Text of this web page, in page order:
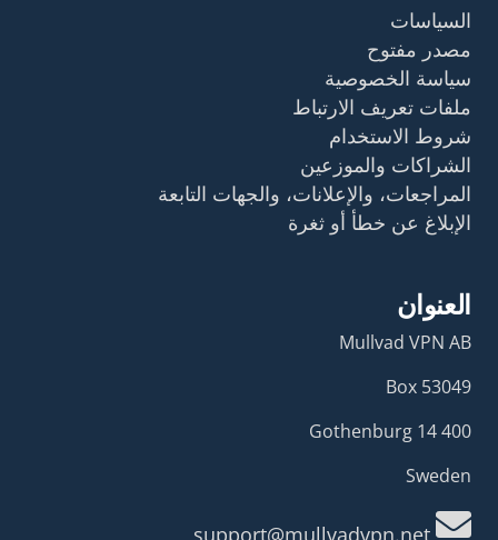
السياسات
مصدر مفتوح
سياسة الخصوصية
ملفات تعريف الارتباط
شروط الاستخدام
الشراكات والموزعين
المراجعات، والإعلانات، والجهات التابعة
الإبلاغ عن خطأ أو ثغرة
العنوان
Mullvad VPN AB
Box 53049
400 14 Gothenburg
Sweden